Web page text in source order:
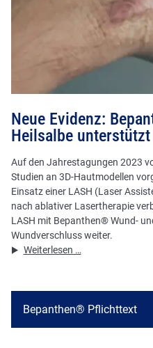
Neue Evidenz:
Heilsalbe unterstützt
Auf den Jahrestagungen 2023
Studien an 3D-Hautmodellen
Einsatz einer LASH (Laser
nach ablativer Lasertherapie
LASH mit Bepanthen® Wund-
Wundverschluss weiter.
Weiterlesen …
Wund-
und
Bepanthen® Pflichttext